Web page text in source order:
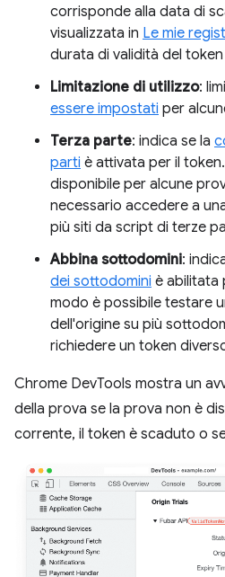
corrisponde alla data di
visualizzata in Le mie
durata di validità del
Limitazione di utilizzo:
essere impostati per
Terza parte: indica se la
parti è attivata per il
disponibile per alcune
necessario accedere a
più siti da script di terze
Abbina sottodomini:
dei sottodomini è abilitata
modo è possibile testare
dell'origine su più
richiedere un token
Chrome DevTools mostra un
della prova se la prova non è
corrente, il token è scaduto o